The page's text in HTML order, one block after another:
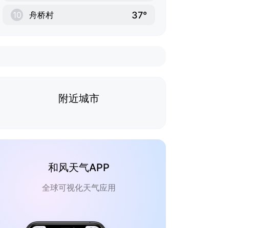
10 舟桥村 37°
附近城市
和风天气APP
全球可视化天气应用